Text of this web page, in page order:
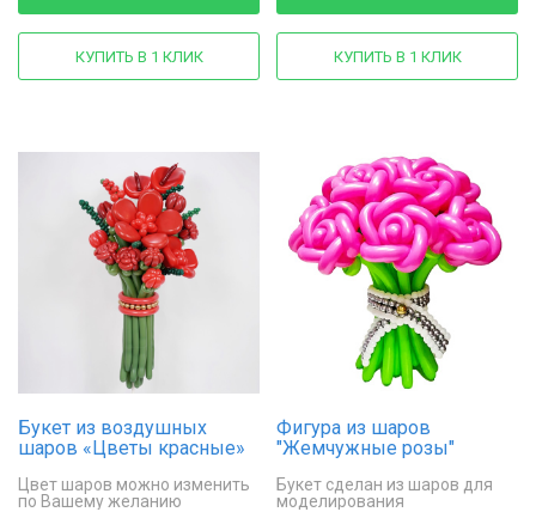
КУПИТЬ В 1 КЛИК КУПИТЬ В 1 КЛИК
Букет из воздушных
шаров «Цветы красные»
Цвет шаров можно изменить
по Вашему желанию
Фигура из шаров
"Жемчужные розы"
Букет сделан из шаров для
моделирования